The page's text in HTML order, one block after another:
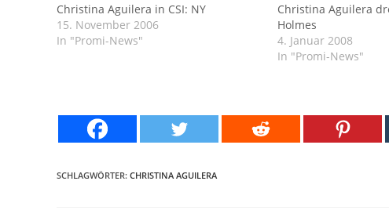
Christina Aguilera in CSI: NY
15. November 2006
In "Promi-News"
Christina Aguilera
Holmes
4. Januar 2008
In "Promi-News"
SCHLAGWÖRTER: CHRISTINA AGUILERA